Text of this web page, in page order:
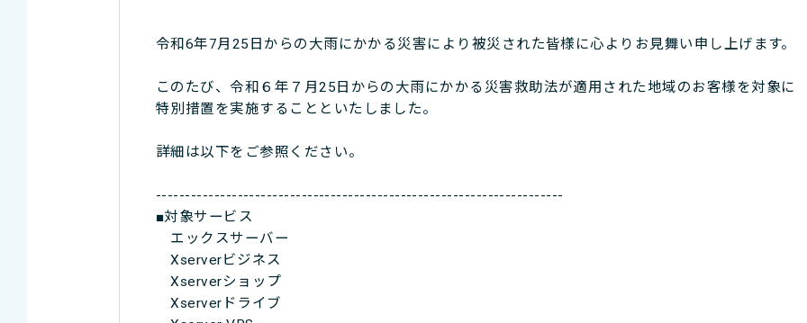
令和6年7月25日からの大雨にかかる災害により被災された皆様に心よりお見舞い申し上げます。
このたび、令和６年７月25日からの大雨にかかる災害救助法が適用された地域のお客様を対象に
特別措置を実施することといたしました。
詳細は以下をご参照ください。
----------------------------------------------------------------------
■対象サービス
エックスサーバー
Xserverビジネス
Xserverショップ
Xserverドライブ